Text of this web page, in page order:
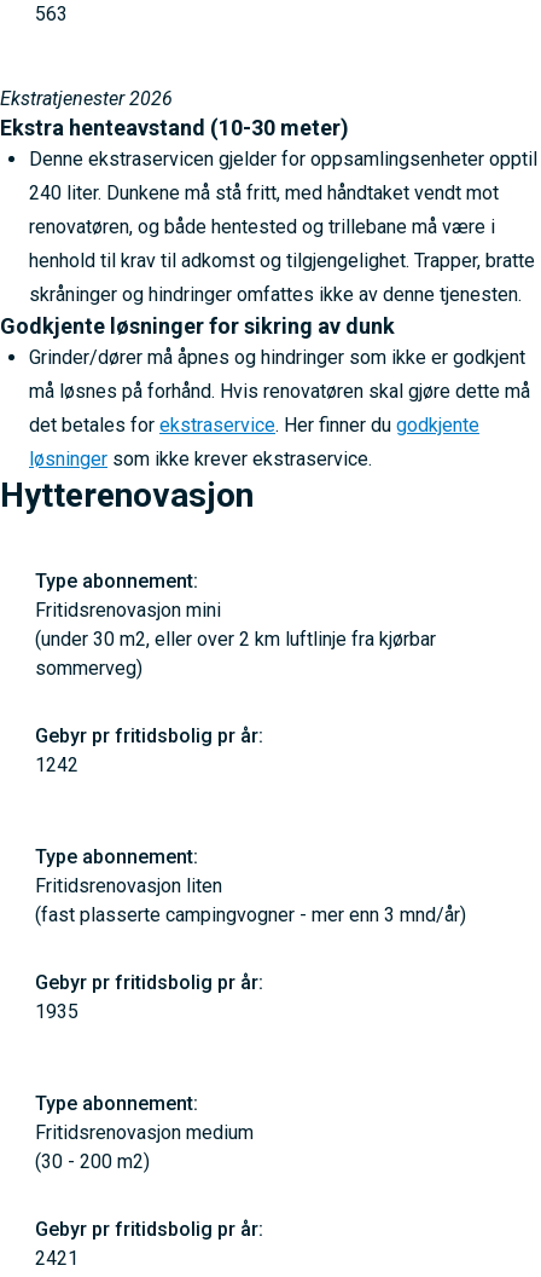
Ekstratjenester 2026
563
Ekstra henteavstand (10-30 meter)
Denne ekstraservicen gjelder for oppsamlingsenheter opptil
240 liter. Dunkene må stå fritt, med håndtaket vendt mot
renovatøren, og både hentested og trillebane må være i
henhold til krav til adkomst og tilgjengelighet. Trapper, bratte
skråninger og hindringer omfattes ikke av denne tjenesten.
Godkjente løsninger for sikring av dunk
Grinder/dører må åpnes og hindringer som ikke er godkjent
må løsnes på forhånd. Hvis renovatøren skal gjøre dette må
det betales for ekstraservice. Her finner du godkjente
løsninger som ikke krever ekstraservice.
Hytterenovasjon
Fritidsrenovasjon mini
(under 30 m2, eller over 2 km luftlinje fra kjørbar
sommerveg)
1242
Fritidsrenovasjon liten
(fast plasserte campingvogner - mer enn 3 mnd/år)
1935
Fritidsrenovasjon medium
(30 - 200 m2)
2421